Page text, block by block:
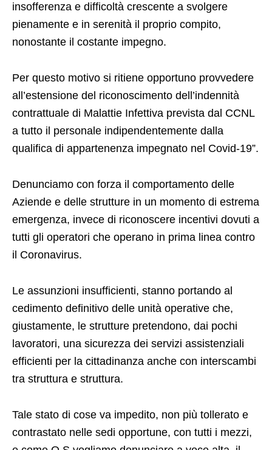
insofferenza e difficoltà crescente a svolgere
pienamente e in serenità il proprio compito,
nonostante il costante impegno.
Per questo motivo si ritiene opportuno provvedere
all’estensione del riconoscimento dell’indennità
contrattuale di Malattie Infettiva prevista dal CCNL
a tutto il personale indipendentemente dalla
qualifica di appartenenza impegnato nel Covid-19”.
Denunciamo con forza il comportamento delle
Aziende e delle strutture in un momento di estrema
emergenza, invece di riconoscere incentivi dovuti a
tutti gli operatori che operano in prima linea contro
il Coronavirus.
Le assunzioni insufficienti, stanno portando al
cedimento definitivo delle unità operative che,
giustamente, le strutture pretendono, dai pochi
lavoratori, una sicurezza dei servizi assistenziali
efficienti per la cittadinanza anche con interscambi
tra struttura e struttura.
Tale stato di cose va impedito, non più tollerato e
contrastato nelle sedi opportune, con tutti i mezzi,